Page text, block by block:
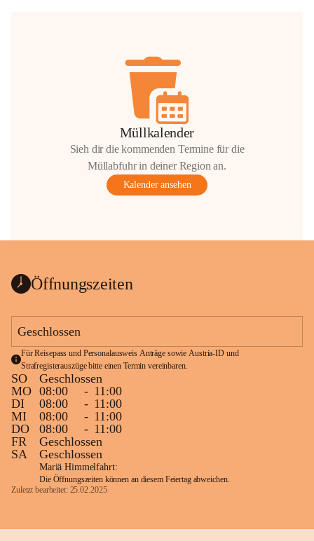
Müllkalender
Sieh dir die kommenden Termine für die
Müllabfuhr in deiner Region an.
Kalender ansehen
Öffnungszeiten
Geschlossen
Für Reisepass und Personalausweis Anträge sowie Austria-ID und
Strafregisterauszüge bitte einen Termin vereinbaren.
SO
Geschlossen
MO 08:00 - 11:00
DI
08:00 - 11:00
MI
08:00 - 11:00
DO
08:00 - 11:00
FR
Geschlossen
SA
Geschlossen
Mariä Himmelfahrt:
Die Öffnungszeiten können an diesem Feiertag abweichen.
Zuletzt bearbeitet: 25.02.2025